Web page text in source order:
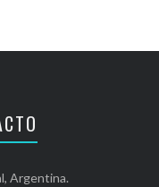
Argentina.